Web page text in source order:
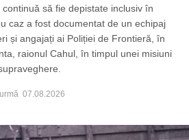
să fie depistate inclusiv în
caz a fost documentat de un echipaj
și angajați ai Poliției de Frontieră, în
raionul Cahul, în timpul unei misiuni
07.08.2026